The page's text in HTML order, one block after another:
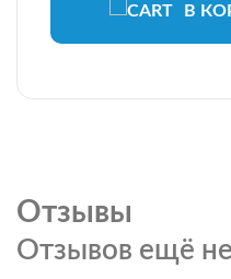
В
Отзывы
Отзывов ещё